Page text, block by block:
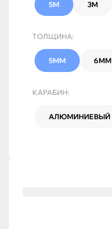
5М 3М
ТОЛЩИНА:
5ММ 6ММ
КАРАБИН:
АЛЮМИНИЕВЫЙ